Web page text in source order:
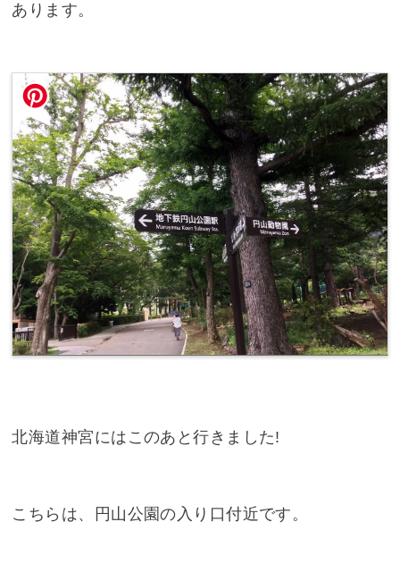
あります。
北海道神宮にはこのあと行きました!
こちらは、円山公園の入り口付近です。